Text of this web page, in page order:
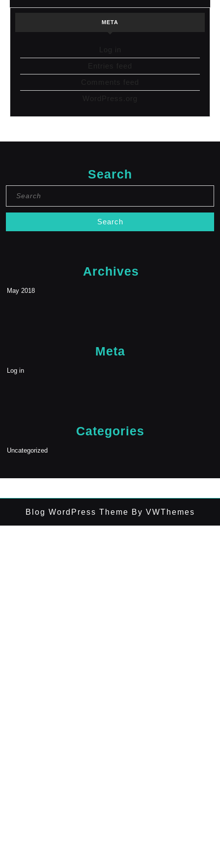
META
Log in
Entries feed
Comments feed
WordPress.org
Search
Archives
May 2018
Meta
Log in
Categories
Uncategorized
Blog WordPress Theme By VWThemes